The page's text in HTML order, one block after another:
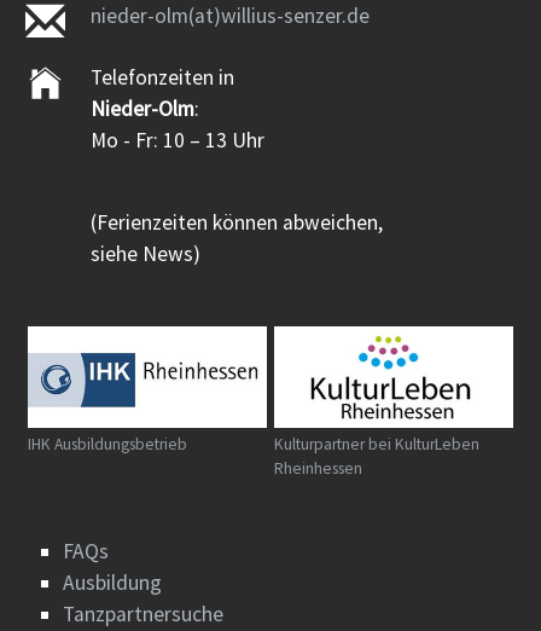
nieder-olm(at)willius-senzer.de
Telefonzeiten in
Nieder-Olm:
Mo - Fr: 10 – 13 Uhr
(Ferienzeiten können abweichen,
siehe News)
IHK Ausbildungsbetrieb
Kulturpartner bei KulturLeben
Rheinhessen
FAQs
Ausbildung
Tanzpartnersuche